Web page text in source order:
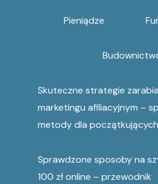
Pieniądze
Skuteczne strategie
marketingu afiliacyjnym –
metody dla początkujących
Sprawdzone sposoby na
100 zł online – przewodnik